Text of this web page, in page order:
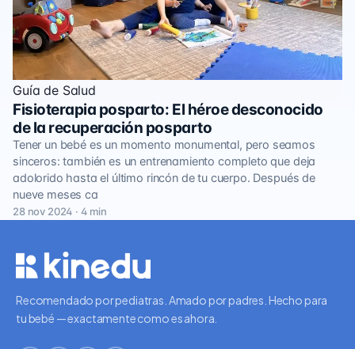
Guía de Salud
Fisioterapia posparto: El héroe desconocido
de la recuperación posparto
Tener un bebé es un momento monumental, pero seamos
sinceros: también es un entrenamiento completo que deja
adolorido hasta el último rincón de tu cuerpo. Después de
nueve meses ca
28 nov 2024 · 4 min
Recomendado por pediatras. Amado por padres. Hecho para
tu bebé — exactamente como es ahora.